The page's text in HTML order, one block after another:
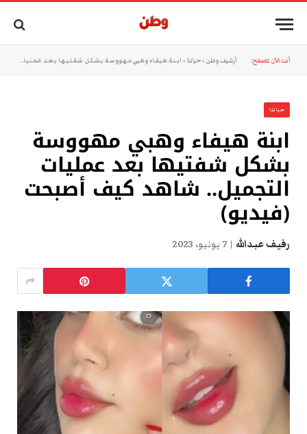
أنت الآن تتصفح: أرشيف وطن »حياتنا » ابنة هيفاء وهبي مهووسة بشكل شفتيها بعد عمليات التجميل.. شاهد كيف أصبحت (فيديو)
حياتنا
ابنة هيفاء وهبي مهووسة
بشكل شفتيها بعد عمليات
التجميل.. شاهد كيف أصبحت
(فيديو)
رفيف عبدالله 7 يونيو، 2023